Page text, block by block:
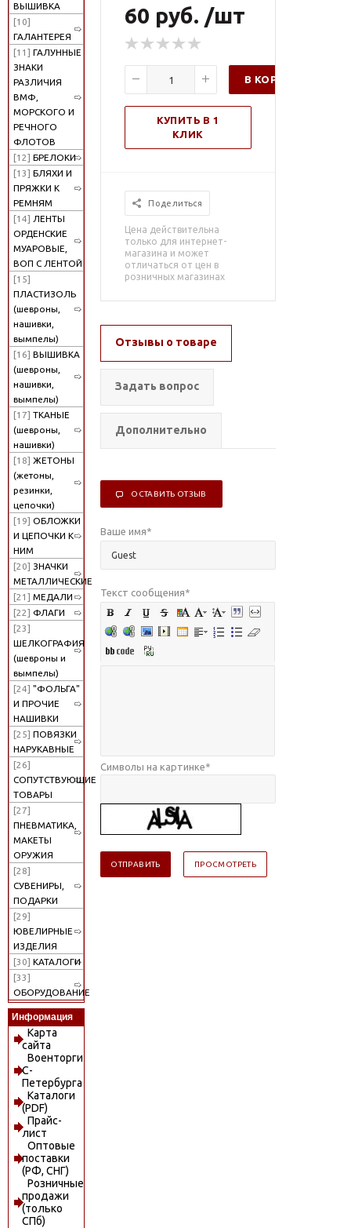
ВЫШИВКА
[10]
ГАЛАНТЕРЕЯ
[11] ГАЛУННЫЕ
ЗНАКИ
РАЗЛИЧИЯ
ВМФ,
МОРСКОГО И
РЕЧНОГО
ФЛОТОВ
[12] БРЕЛОКИ
[13] БЛЯХИ И
ПРЯЖКИ К
РЕМНЯМ
[14] ЛЕНТЫ
ОРДЕНСКИЕ
МУАРОВЫЕ,
ВОП С ЛЕНТОЙ
[15]
ПЛАСТИЗОЛЬ
(шевроны,
нашивки,
вымпелы)
[16] ВЫШИВКА
(шевроны,
нашивки,
вымпелы)
[17] ТКАНЫЕ
(шевроны,
нашивки)
[18] ЖЕТОНЫ
(жетоны,
резинки,
цепочки)
[19] ОБЛОЖКИ
И ЦЕПОЧКИ К
НИМ
[20] ЗНАЧКИ
МЕТАЛЛИЧЕСКИЕ
[21] МЕДАЛИ
[22] ФЛАГИ
[23]
ШЕЛКОГРАФИЯ
(шевроны и
вымпелы)
[24] "ФОЛЬГА"
И ПРОЧИЕ
НАШИВКИ
[25] ПОВЯЗКИ
НАРУКАВНЫЕ
[26]
СОПУТСТВУЮЩИЕ
ТОВАРЫ
[27]
ПНЕВМАТИКА,
МАКЕТЫ
ОРУЖИЯ
[28]
СУВЕНИРЫ,
ПОДАРКИ
[29]
ЮВЕЛИРНЫЕ
ИЗДЕЛИЯ
[30] КАТАЛОГИ
[33]
ОБОРУДОВАНИЕ
Информация
Карта
сайта
Военторги
С-
Петербурга
Каталоги
(PDF)
Прайс-
лист
Оптовые
поставки
(РФ, СНГ)
Розничные
продажи
(только
СПб)
60 руб. /шт
В КОРЗИНУ
КУПИТЬ В 1
КЛИК
Поделиться
Цена действительна
только для интернет-
магазина и может
отличаться от цен в
розничных магазинах
Отзывы о товаре
Задать вопрос
Дополнительно
ОСТАВИТЬ ОТЗЫВ
Ваше имя*
Текст сообщения*
Символы на картинке*